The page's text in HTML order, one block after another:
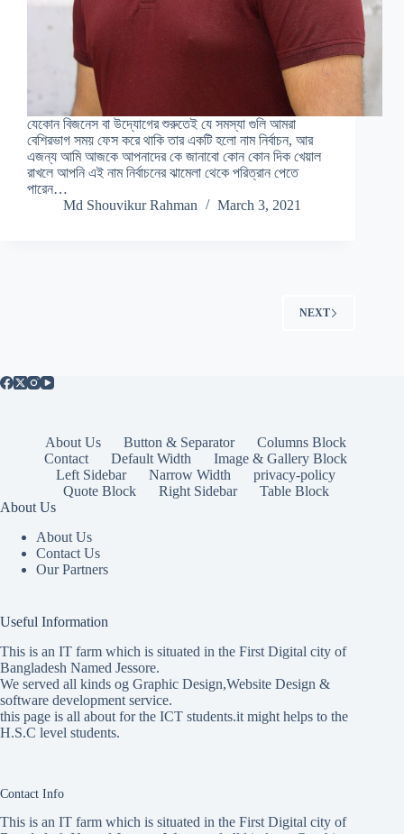
যেকোন বিজনেস বা উদ্যোগের শুরুতেই যে সমস্যা গুলি আমরা
বেশিরভাগ সময় ফেস করে থাকি তার একটি হলো নাম নির্বাচন, আর
এজন্য আমি আজকে আপনাদের কে জানাবো কোন কোন দিক খেয়াল
রাখলে আপনি এই নাম নির্বাচনের ঝামেলা থেকে পরিত্রান পেতে
পারেন…
Md Shouvikur Rahman
March 3, 2021
NEXT
About Us Button & Separator
Columns Block
Contact
Default Width
Image & Gallery Block
Left Sidebar
Narrow Width
privacy-policy
Quote Block
Right Sidebar
Table Block
About Us
About Us
Contact Us
Our Partners
Useful Information
This is an IT farm which is situated in the First Digital city of
Bangladesh Named Jessore.
We served all kinds og Graphic Design,Website Design &
software development service.
this page is all about for the ICT students.it might helps to the
H.S.C level students.
Contact Info
This is an IT farm which is situated in the First Digital city of